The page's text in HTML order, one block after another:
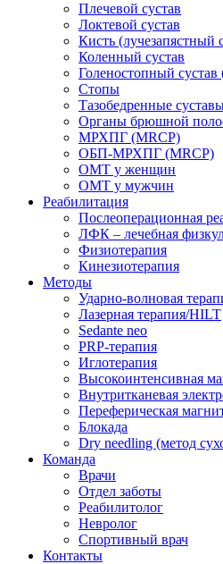
Плечевой сустав
Локтевой сустав
Кисть (лучезапястный
Коленный сустав
Голеностопный
Стопы
Тазобедренные
Органы брюшной
МРХПГ (MRCP)
ОБП-МРХПГ (MRCP)
ОМТ у женщин
ОМТ у мужчин
Реабилитация
Послеоперационная
ЛФК – лечебная
Физиотерапия
Кинезиотерапия
Методы
Ударно-волновая
Лазерная терапия/HILT
Sedante neo
PRP-терапия
Иглотерапия
Высокоинтенсивная
Внутритканевая
Переферическая
Блокада
Dry needling (метод
Команда
Врачи
Отдел заботы
Реабилитолог
Невролог
Спортивный врач
Контакты